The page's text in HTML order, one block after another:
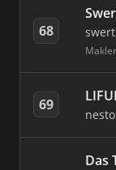
68
Makler
69
Das